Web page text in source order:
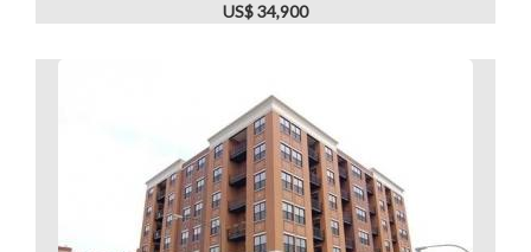
US$ 34,900